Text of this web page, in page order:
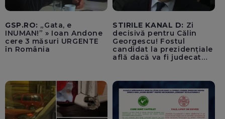
GSP.RO: „Gata, e
INUMAN!” » Ioan Andone
cere 3 măsuri URGENTE
în România
STIRILE KANAL D: Zi
decisivă pentru Călin
Georgescu! Fostul
candidat la prezidențiale
află dacă va fi judecat